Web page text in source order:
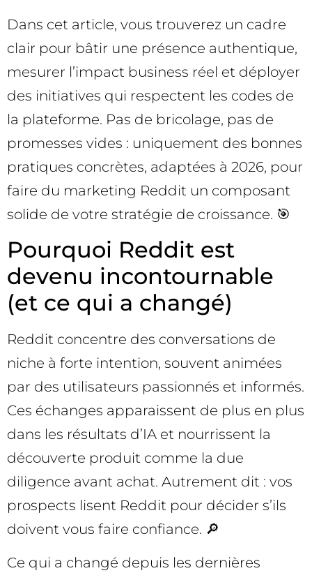
Dans cet article, vous trouverez un cadre
clair pour bâtir une présence authentique,
mesurer l’impact business réel et déployer
des initiatives qui respectent les codes de
la plateforme. Pas de bricolage, pas de
promesses vides : uniquement des bonnes
pratiques concrètes, adaptées à 2026, pour
faire du marketing Reddit un composant
solide de votre stratégie de croissance. 🎯
Pourquoi Reddit est
devenu incontournable
(et ce qui a changé)
Reddit concentre des conversations de
niche à forte intention, souvent animées
par des utilisateurs passionnés et informés.
Ces échanges apparaissent de plus en plus
dans les résultats d’IA et nourrissent la
découverte produit comme la due
diligence avant achat. Autrement dit : vos
prospects lisent Reddit pour décider s’ils
doivent vous faire confiance. 🔎
Ce qui a changé depuis les dernières